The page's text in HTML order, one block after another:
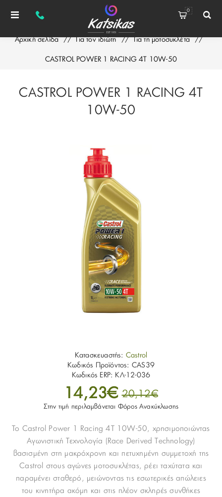
0
Αρχική σελίδα / Για τον ιδιώτη / Για τη μοτοσυκλέτα /
CASTROL POWER 1 RACING 4T 10W-50
CASTROL POWER 1 RACING 4T
10W-50
Κατασκευαστής: Castrol
Κωδικός Προϊόντος: CAS39
Κωδικός ERP: ΚΛ-12-036
14,23€ 20,12€
Στην τιμή περιλαμβάνεται Φόρος Ανακύκλωσης
Το Castrol Power 1 Racing 4T 10W-50, χρησιμοποιώντας
Αγωνιστική Τεχνολογία (Race Derived Technology)
βασισμένη στη μακρόχρονη και πετυχημένη συμμετοχή της
Castrol στους αγώνες μοτοσυκλέτας, ρέει ταχύτατα και
παραμένει σταθερό, μειώνοντας τις εσωτερικές απώλειες
του κινητήρα ακόμη και στις πλέον σκληρές συνθήκες